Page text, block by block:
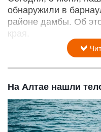
обнаружили в
районе дамбы. Об
края.
На Алтае нашли